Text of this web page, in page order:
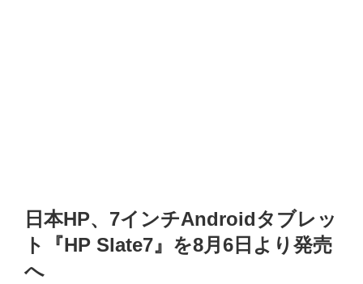
日本HP、7インチAndroidタブレッ
ト『HP Slate7』を8月6日より発売
へ